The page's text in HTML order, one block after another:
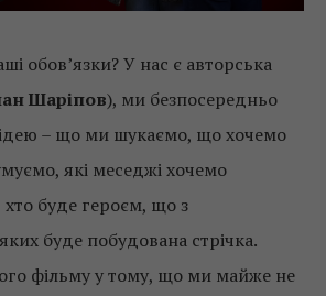
обов’язки? У нас є авторська
Шаріпов), ми безпосередньо
– що ми шукаємо, що хочемо
які меседжі хочемо
хто буде героєм, що з
буде побудована стрічка.
фільму у тому, що ми майже не